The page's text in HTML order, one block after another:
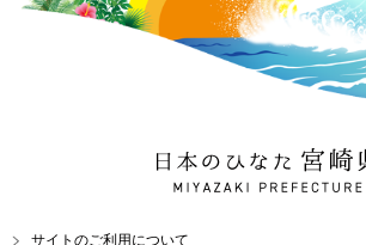
日本のひなた 宮崎県
MIYAZAKI PREFECTURE
サイトのご利用について